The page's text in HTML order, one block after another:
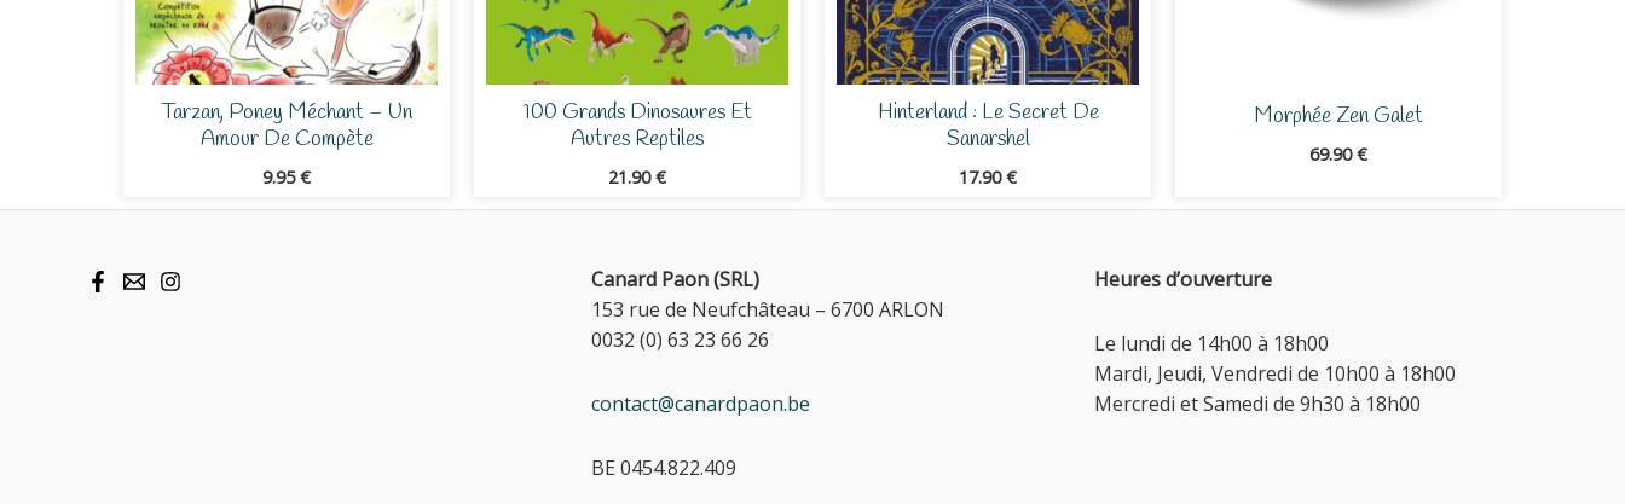
Tarzan, Poney Méchant – Un
Amour De Compète
9.95€
100 Grands Dinosaures Et
Autres Reptiles
21.90€
Hinterland : Le Secret De
Sanarshel
17.90€
Morphée Zen Galet
69.90€
Canard Paon (SRL)
153 rue de Neufchâteau – 6700 ARLON
0032 (0) 63 23 66 26
contact@canardpaon.be
BE 0454.822.409
Heures d’ouverture
Le lundi de 14h00 à 18h00
Mardi, Jeudi, Vendredi de 10h00 à 18h00
Mercredi et Samedi de 9h30 à 18h00